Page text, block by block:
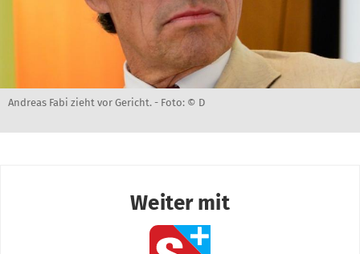
Andreas Fabi zieht vor Gericht. - Foto: © D